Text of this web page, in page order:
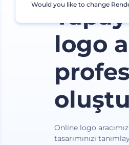
logo
Online logo
tasarımınızı
Would you like to change